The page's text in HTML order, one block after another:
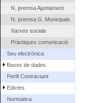
N. premsa Ajuntament
N. premsa G. Municipals
Xarxes socials
Pràctiques comunicació
Seu electrònica
Bases de dades
Perfil Contractant
Edictes
Normativa